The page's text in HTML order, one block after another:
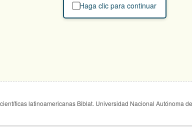
Haga clic para continuar
latinoamericanas Biblat. Universidad Nacional Autónoma